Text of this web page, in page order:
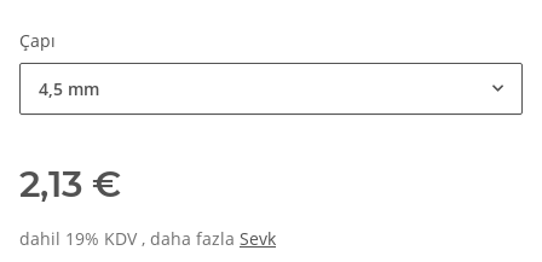
Çapı
4,5 mm
2,13 €
dahil 19% KDV , daha fazla Sevk